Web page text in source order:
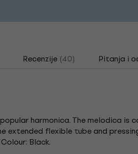
Recenzije (40) Pitanja i
harmonica. The melodica
extended flexible tube and
Black.